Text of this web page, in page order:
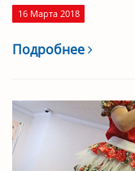
16 Марта 2018
Подробнее